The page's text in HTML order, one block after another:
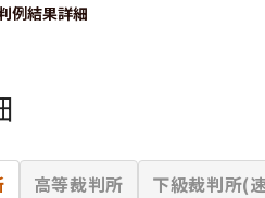
例結果詳細
高等裁判所 下級裁判所(